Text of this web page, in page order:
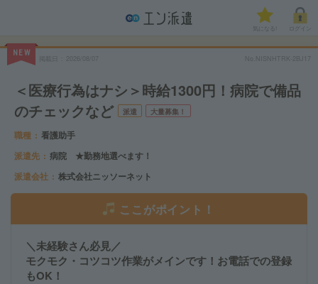
気になる!
NEW
No.NISNHTRK-2BJ17
＜医療行為はナシ＞時給1300円！病院で備品
のチェックなど
派遣 大量募集！
職種
看護助手
派遣先
病院 ★勤務地選べます！
派遣会社
株式会社ニッソーネット
ここがポイント！
＼未経験さん必見／
モクモク・コツコツ作業がメインです！お電話での登録
もOK！